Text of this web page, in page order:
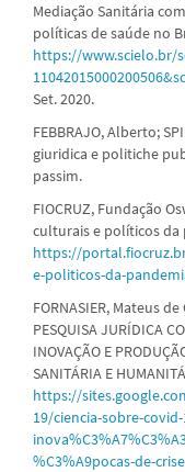
Mediação Sanitária
políticas de saúde no
https://www.scielo.br/
Set. 2020.
FEBBRAJO, Alberto;
giuridica e politiche
passim.
FIOCRUZ, Fundação
culturais e políticos da
https://
e-politicos-da-
FORNASIER, Mateus
PESQUISA JURÍDICA
INOVAÇÃO E
SANITÁRIA E
https://
19/ciencia-sobre-
%C3%A9pocas-de-crise